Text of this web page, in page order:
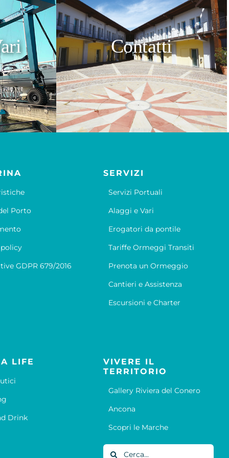
Contatti
Porto
GDPR 679/2016
SERVIZI
Servizi Portuali
Alaggi e Vari
Erogatori da pontile
Tariffe Ormeggi Transiti
Prenota un Ormeggio
Cantieri e Assistenza
Escursioni e Charter
LIFE
Drink
VIVERE IL
TERRITORIO
Gallery Riviera del Conero
Ancona
Scopri le Marche
Cerca